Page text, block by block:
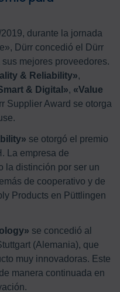
durante la jornada
Dürr concedió el Dürr
mejores proveedores.
& Reliability»,
& Digital», «Value
Supplier Award se otorga
se otorgó el premio
La empresa de
la distinción por ser un
de cooperativo y de
Products en Püttlingen
se concedió al
(Alemania), que
muy innovadoras. Este
manera continuada en